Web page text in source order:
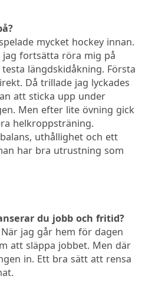
mycket hockey innan.
jag fortsätta röra mig på
längdskidåkning. Första
Då trillade jag lyckades
att sticka upp under
Men efter lite övning gick
helkroppsträning.
uthållighet och ett
har bra utrustning som
du jobb och fritid?
jag går hem för dagen
att släppa jobbet. Men där
in. Ett bra sätt att rensa